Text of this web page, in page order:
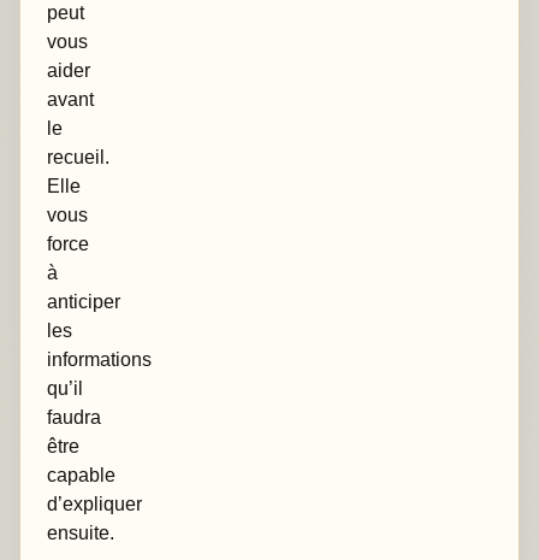
peut
vous
aider
avant
le
recueil.
Elle
vous
force
à
anticiper
les
informations
qu’il
faudra
être
capable
d’expliquer
ensuite.